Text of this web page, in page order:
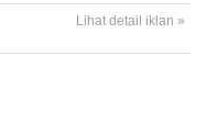
Lihat detail iklan »